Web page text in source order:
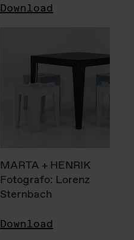
Download
MARTA + HENRIK
Fotografo: Lorenz
Sternbach
Download